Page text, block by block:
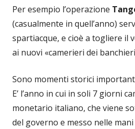
Per esempio l’operazione
(casualmente in quell’anno)
spartiacque, e cioè a togliere il
ai nuovi «camerieri dei
Sono momenti storici
E’ l’anno in cui in soli 7 giorni
monetario italiano, che viene
del governo e messo nelle